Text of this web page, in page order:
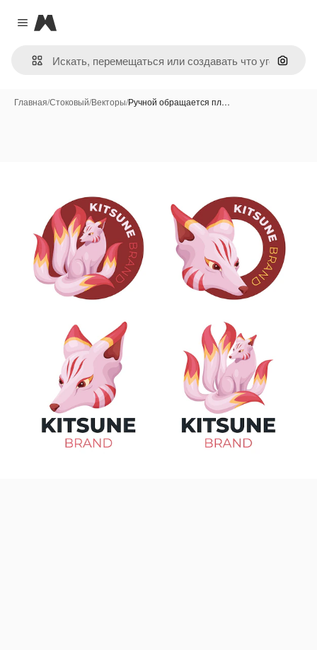
Close menu
Magnific
Поиск
Главная/Стоковый/Векторы/Ручной обращается пл…